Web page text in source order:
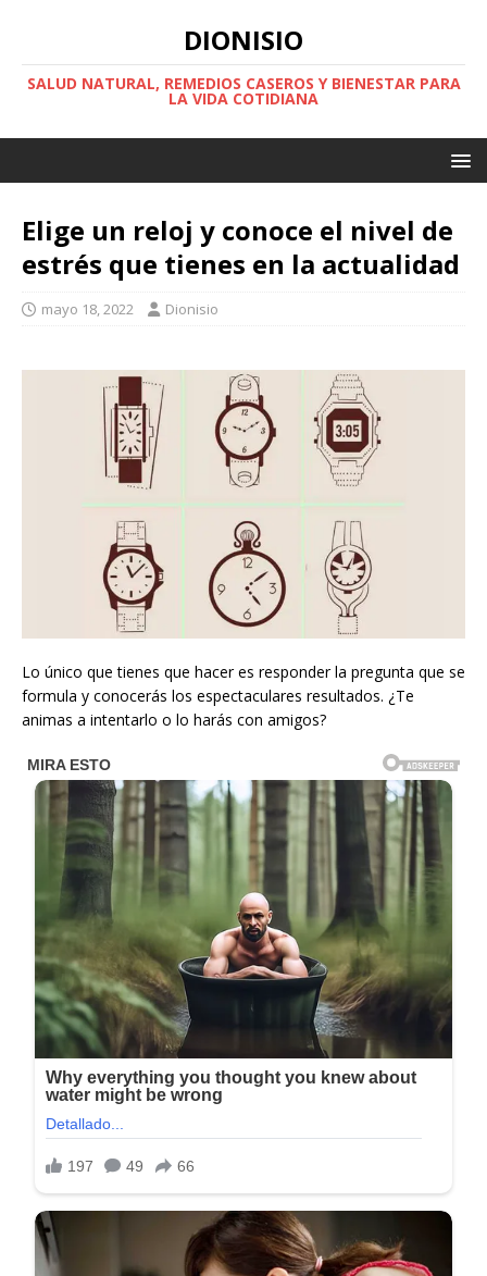
DIONISIO
SALUD NATURAL, REMEDIOS CASEROS Y BIENESTAR PARA
LA VIDA COTIDIANA
Elige un reloj y conoce el nivel de
estrés que tienes en la actualidad
mayo 18, 2022 Dionisio
Lo único que tienes que hacer es responder la pregunta que se
formula y conocerás los espectaculares resultados. ¿Te
animas a intentarlo o lo harás con amigos?